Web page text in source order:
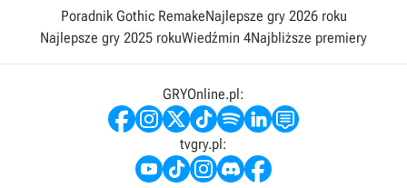
Poradnik Gothic RemakeNajlepsze gry 2026 roku
Najlepsze gry 2025 rokuWiedźmin 4Najbliższe premiery
GRYOnline.pl:
tvgry.pl: